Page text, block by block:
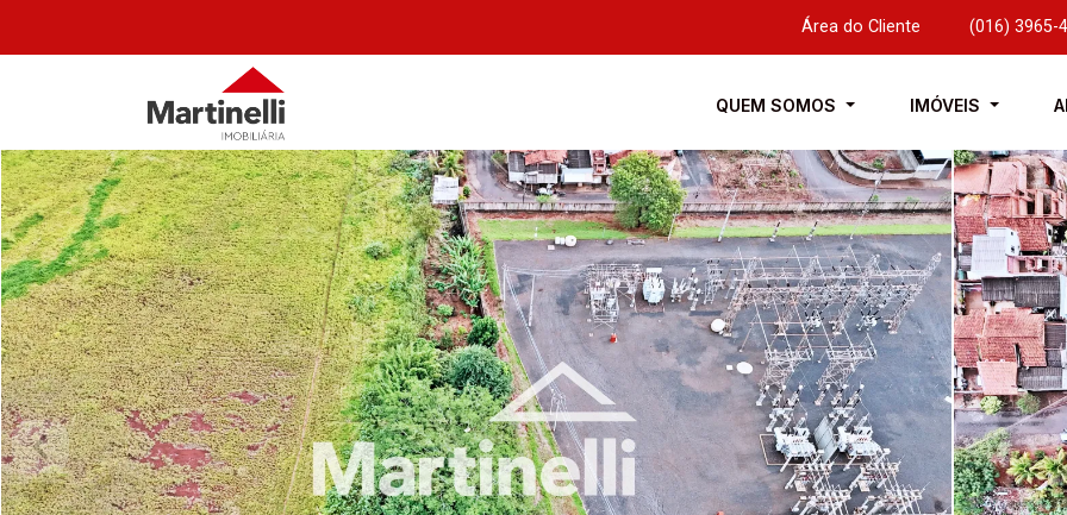
Área do Cliente (016) 3965-
QUEM SOMOS IMÓVEIS